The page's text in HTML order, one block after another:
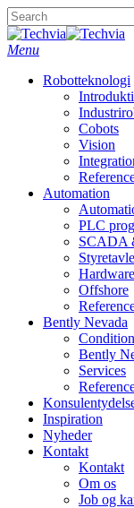
Skip
to
main
Close
Search
Menu
Robotteknologi
Cobots
Vision
Automation
PLC
SCADA
Offshore
Bently Nevada
Bently
Services
Inspiration
Nyheder
Kontakt
Kontakt
Om os
Job og